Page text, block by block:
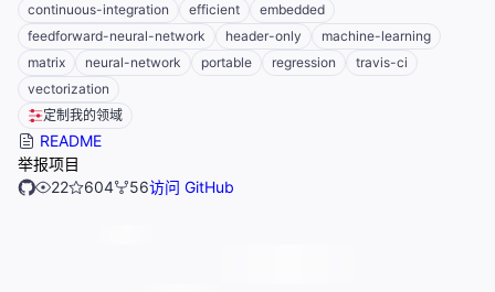
continuous-integration
efficient
embedded
feedforward-neural-network
header-only
machine-learning
matrix
neural-network portable regression
travis-ci
vectorization
定制我的领域
README
举报项目
22
604 56访问 GitHub